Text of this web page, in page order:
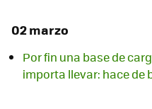
02 marzo
Por fin una base de
importa llevar: hace de